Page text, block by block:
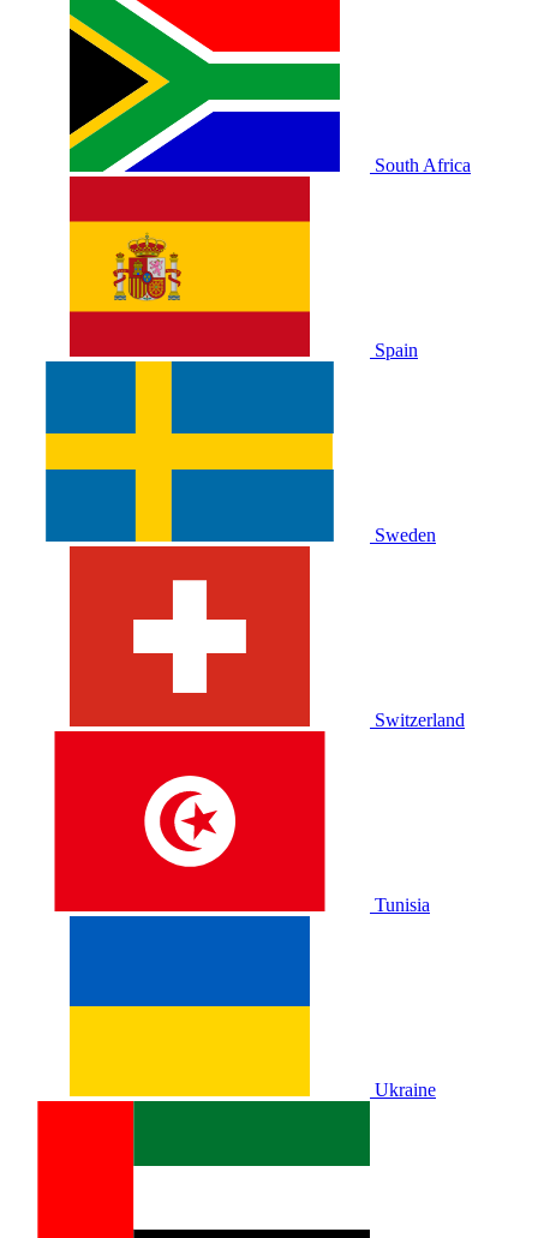
South Africa
Spain
Sweden
Switzerland
Tunisia
Ukraine